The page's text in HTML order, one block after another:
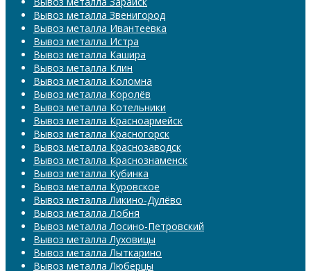
Вывоз металла Звенигород
Вывоз металла Ивантеевка
Вывоз металла Истра
Вывоз металла Кашира
Вывоз металла Клин
Вывоз металла Коломна
Вывоз металла Королёв
Вывоз металла Котельники
Вывоз металла Красноармейск
Вывоз металла Красногорск
Вывоз металла Краснозаводск
Вывоз металла Краснознаменск
Вывоз металла Кубинка
Вывоз металла Куровское
Вывоз металла Ликино-Дулёво
Вывоз металла Лобня
Вывоз металла Лосино-Петровский
Вывоз металла Луховицы
Вывоз металла Лыткарино
Вывоз металла Люберцы